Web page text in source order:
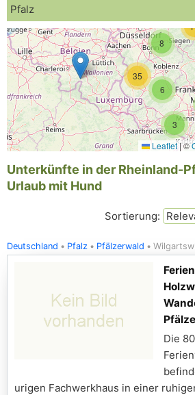
Pfalz
3
8
6
35
Leaflet |©
Unterkünfte in der Rheinland-
Urlaub mit Hund
Sortierung:
Deutschland Pfalz Pfälzerwald
Die
urigen Fachwerkhaus in einer